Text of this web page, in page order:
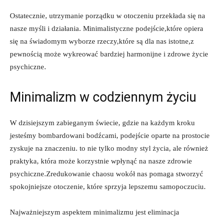
Ostatecznie, utrzymanie porządku w otoczeniu przekłada się na‌
nasze myśli i działania. Minimalistyczne podejście,które opiera
się ​na świadomym wyborze‌ rzeczy,które są dla ⁢nas istotne,z
pewnością może wykreować bardziej harmonijne i zdrowe życie
psychiczne.
Minimalizm w codziennym życiu
W dzisiejszym zabieganym świecie, gdzie na każdym kroku
jesteśmy bombardowani bodźcami, podejście oparte na prostocie
zyskuje na‍ znaczeniu. to nie tylko modny styl życia, ‌ale również
praktyka, która może⁤ korzystnie wpłynąć na ⁣nasze zdrowie
psychiczne.Zredukowanie chaosu wokół nas pomaga stworzyć
spokojniejsze‌ otoczenie, które⁤ sprzyja lepszemu samopoczuciu.
Najważniejszym​ aspektem minimalizmu jest eliminacja